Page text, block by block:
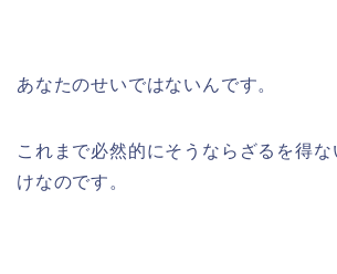
あなたのせいではないんです。
これまで必然的にそうならざるを得
けなのです。